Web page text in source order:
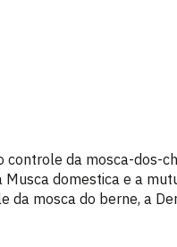
da mosca-dos-
domestica e a
mosca do berne, a